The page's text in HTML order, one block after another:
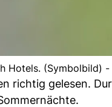
Hotels. (Symbolbild) -
richtig gelesen.